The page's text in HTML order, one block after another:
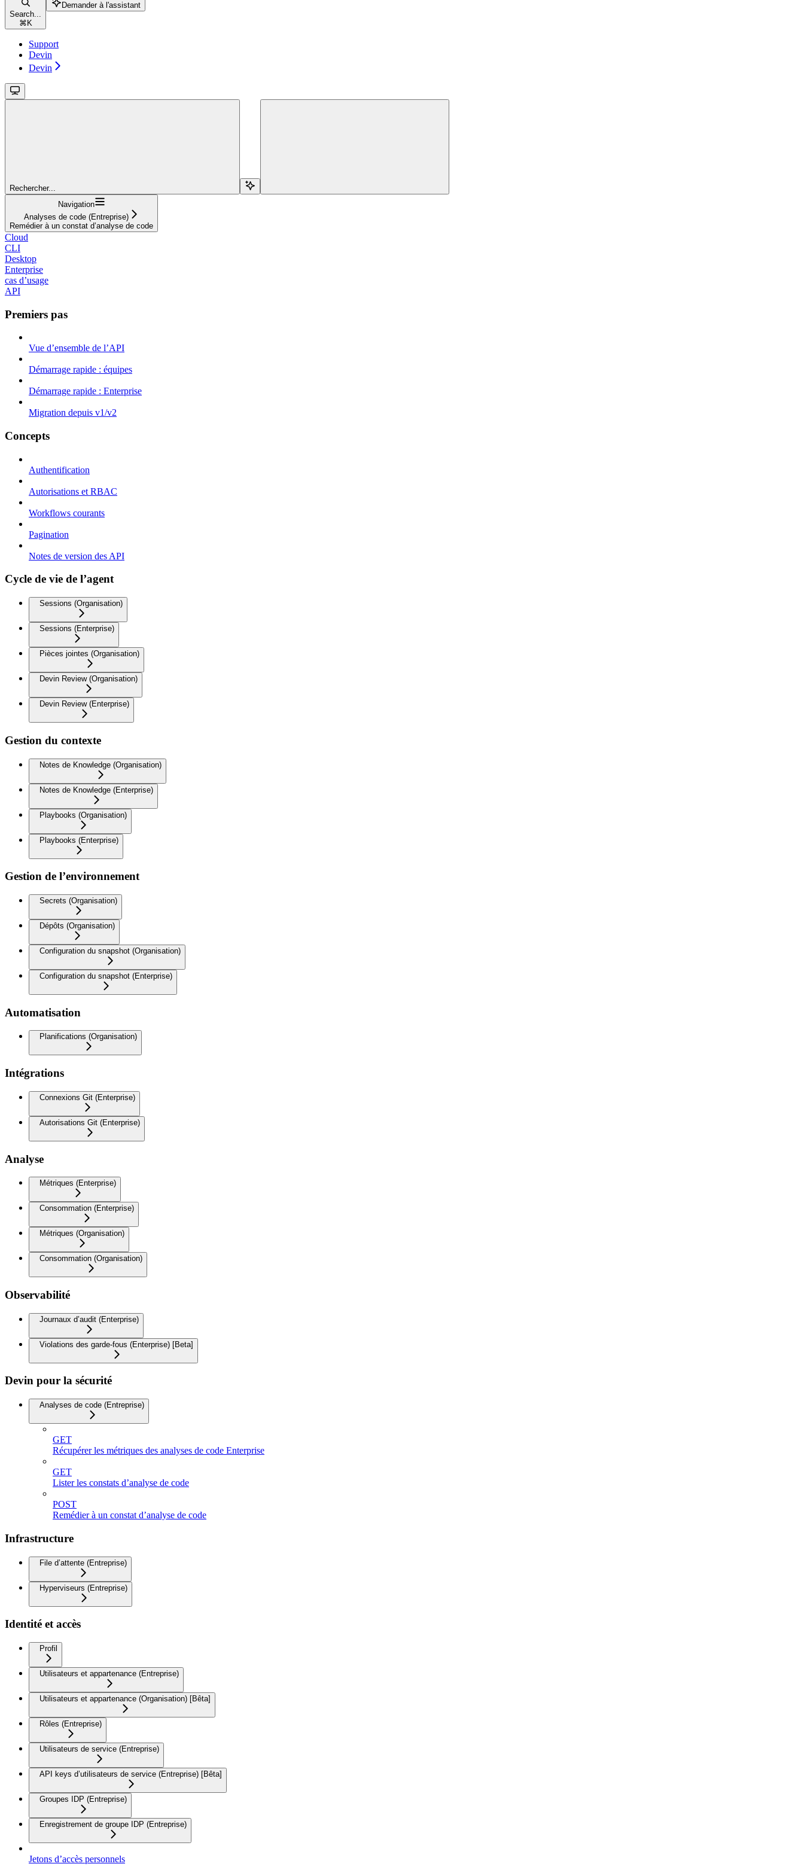
Search...
⌘ K
Demander à l'assistant
Support
Devin
Devin
Rechercher...
Navigation
Analyses de code (Entreprise)
Remédier à un constat d’analyse de code
Cloud
CLI
Desktop
Enterprise
cas d’usage
API
Premiers pas
Vue d’ensemble de l’API
Démarrage rapide : équipes
Démarrage rapide : Enterprise
Migration depuis v1/v2
Concepts
Authentification
Autorisations et RBAC
Workflows courants
Pagination
Notes de version des API
Cycle de vie de l’agent
Sessions (Organisation)
Sessions (Enterprise)
Pièces jointes (Organisation)
Devin Review (Organisation)
Devin Review (Enterprise)
Gestion du contexte
Notes de Knowledge (Organisation)
Notes de Knowledge (Enterprise)
Playbooks (Organisation)
Playbooks (Enterprise)
Gestion de l’environnement
Secrets (Organisation)
Dépôts (Organisation)
Configuration du snapshot (Organisation)
Configuration du snapshot (Enterprise)
Automatisation
Planifications (Organisation)
Intégrations
Connexions Git (Enterprise)
Autorisations Git (Enterprise)
Analyse
Métriques (Enterprise)
Consommation (Enterprise)
Métriques (Organisation)
Consommation (Organisation)
Observabilité
Journaux d’audit (Enterprise)
Violations des garde-fous (Enterprise) [Beta]
Devin pour la sécurité
Analyses de code (Entreprise)
GET
Récupérer les métriques des analyses de code Enterprise
GET
Lister les constats d’analyse de code
POST
Remédier à un constat d’analyse de code
Infrastructure
File d’attente (Entreprise)
Hyperviseurs (Entreprise)
Identité et accès
Profil
Utilisateurs et appartenance (Entreprise)
Utilisateurs et appartenance (Organisation) [Bêta]
Rôles (Entreprise)
Utilisateurs de service (Entreprise)
API keys d’utilisateurs de service (Entreprise) [Bêta]
Groupes IDP (Entreprise)
Enregistrement de groupe IDP (Entreprise)
Jetons d’accès personnels